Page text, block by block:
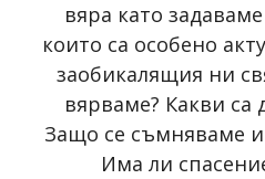
вяра като
които са особено
заобикалящия ни
вярваме? Какви са
Защо се съмняваме
Има ли